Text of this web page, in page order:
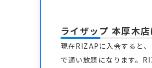
ライザップ 本厚木店
現在RIZAPに入会すると
で通い放題になります。